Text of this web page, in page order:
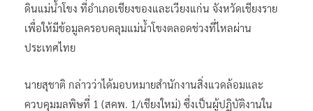
ดินแม่น้ำโขง ที่อำเภอเชียงของและเวียงแก่น จังหวัดเชียงราย
เพื่อให้มีข้อมูลครอบคลุมแม่น้ำโขงตลอดช่วงที่ไหลผ่าน
ประเทศไทย
นายสุชาติ กล่าวว่าได้มอบหมายสำนักงานสิ่งแวดล้อมและ
ควบคุมมลพิษที่ 1 (สคพ. 1/เชียงใหม่) ซึ่งเป็นผู้ปฏิบัติงานใน